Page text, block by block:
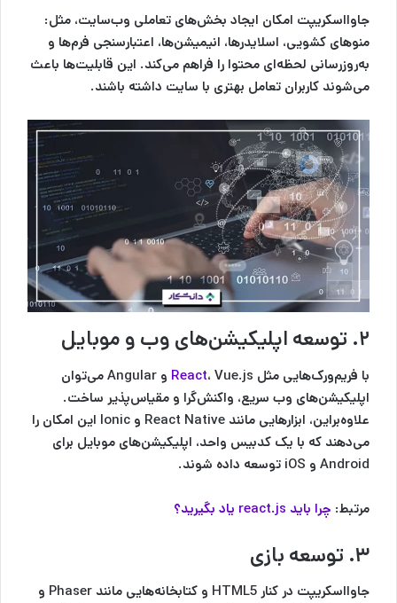
جاوااسکریپت امکان ایجاد بخش‌های تعاملی وب‌سایت، مثل:
منوهای کشویی، اسلایدرها، انیمیشن‌ها، اعتبارسنجی فرم‌ها و
به‌روزرسانی لحظه‌ای محتوا را فراهم می‌کند. این قابلیت‌ها باعث
می‌شوند کاربران تعامل بهتری با سایت داشته باشند.
۲. توسعه اپلیکیشن‌های وب و موبایل
با فریم‌ورک‌هایی مثل React
، Vue.js و Angular می‌توان
اپلیکیشن‌های وب سریع، واکنش‌گرا و مقیاس‌پذیر ساخت.
علاوه‌براین، ابزارهایی مانند React Native و Ionic این امکان را
می‌دهند که با یک کدبیس واحد، اپلیکیشن‌های موبایل برای
Android و iOS توسعه داده شوند.
مرتبط: چرا باید react.js یاد بگیرید؟
۳. توسعه بازی
جاوااسکریپت در کنار HTML5 و کتابخانه‌هایی مانند Phaser و